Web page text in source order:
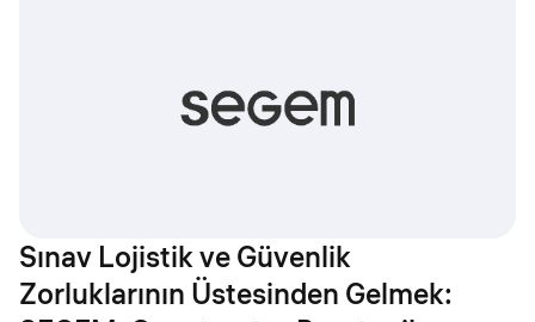
Sınav Lojistik ve Güvenlik
Zorluklarının Üstesinden Gelmek: